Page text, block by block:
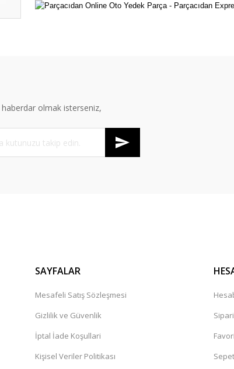
olmak isterseniz,
SAYFALAR
Mesafeli Satış Sözleşmesi
Gizlilik ve Güvenlik
İptal İade Koşullari
Kişisel Veriler Politikası